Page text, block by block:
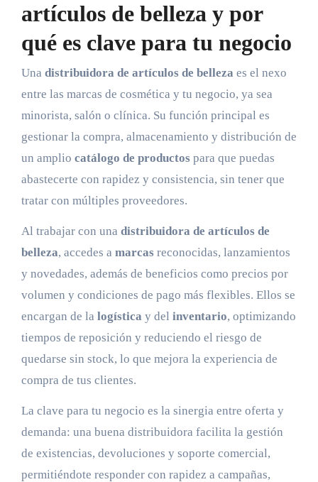
artículos de belleza y por
qué es clave para tu negocio
Una distribuidora de artículos de belleza es el nexo
entre las marcas de cosmética y tu negocio, ya sea
minorista, salón o clínica. Su función principal es
gestionar la compra, almacenamiento y distribución de
un amplio catálogo de productos para que puedas
abastecerte con rapidez y consistencia, sin tener que
tratar con múltiples proveedores.
Al trabajar con una distribuidora de artículos de
belleza, accedes a marcas reconocidas, lanzamientos
y novedades, además de beneficios como precios por
volumen y condiciones de pago más flexibles. Ellos se
encargan de la logística y del inventario, optimizando
tiempos de reposición y reduciendo el riesgo de
quedarse sin stock, lo que mejora la experiencia de
compra de tus clientes.
La clave para tu negocio es la sinergia entre oferta y
demanda: una buena distribuidora facilita la gestión
de existencias, devoluciones y soporte comercial,
permitiéndote responder con rapidez a campañas,